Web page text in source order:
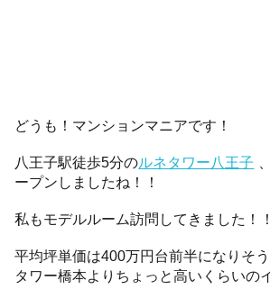
どうも！マンションマニアです！
八王子駅徒歩5分のルネタワー八王子
ープンしましたね！！
私もモデルルーム訪問してきました！！
平均坪単価は400万円台前半になりそ
タワー橋本よりちょっと高いくらいの